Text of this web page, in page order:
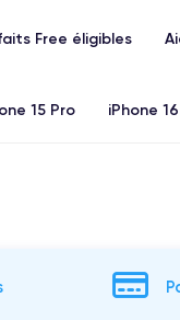
Free éligibles
15 Pro iPhone 16